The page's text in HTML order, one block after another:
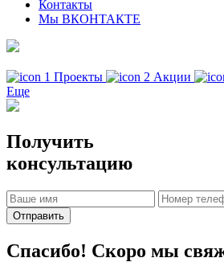
Контакты
Мы ВКОНТАКТЕ
Проекты Акции
Еще
Получить
консультацию
Спасибо! Скоро мы